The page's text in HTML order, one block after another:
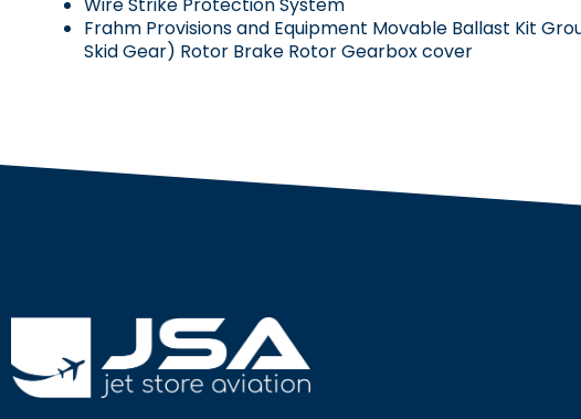
Frahm Provisions and Equipment Movable Ballast Kit
Skid Gear) Rotor Brake Rotor Gearbox cover